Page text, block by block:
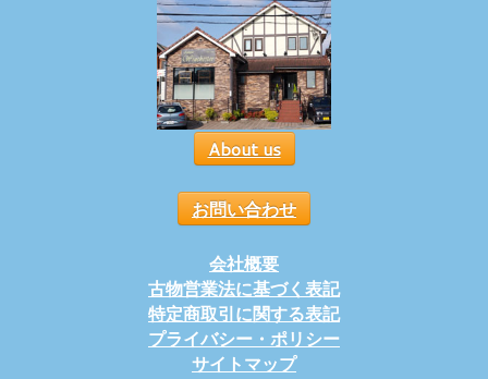
About us
お問い合わせ
会社概要
古物営業法に基づく表記
特定商取引に関する表記
プライバシー・ポリシー
サイトマップ